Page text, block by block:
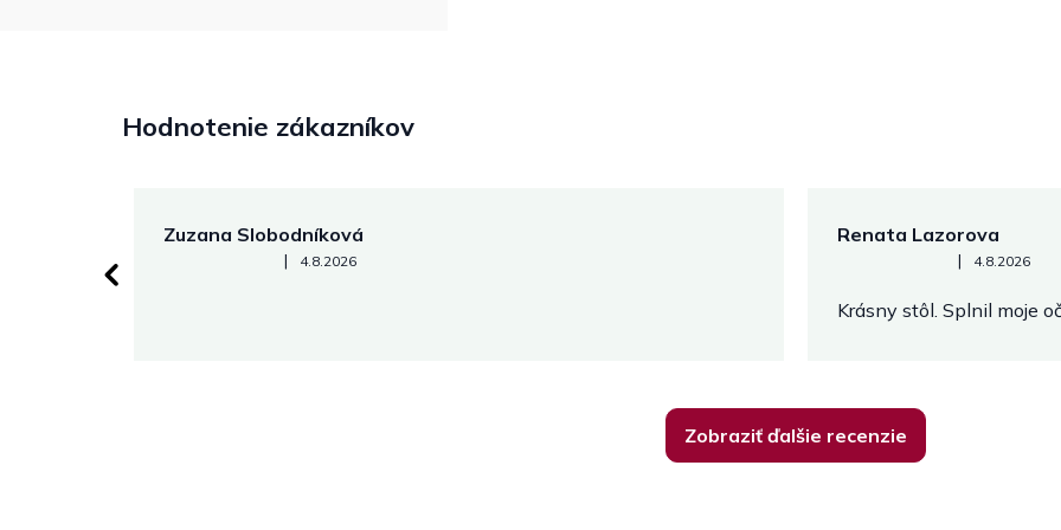
Hodnotenie zákazníkov
Zuzana Slobodníková
Hodnotenie obchodu je 5 z 5 hviezdičiek.
| 4.8.2026
Renata Lazorova
Hodnotenie obchodu je 5 z
| 4.8.2026
Krásny stôl. Splnil moje
Zobraziť ďalšie recenzie